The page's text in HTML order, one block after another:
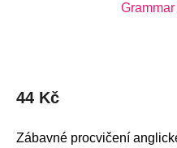
44 Kč
Zábavné procvičení